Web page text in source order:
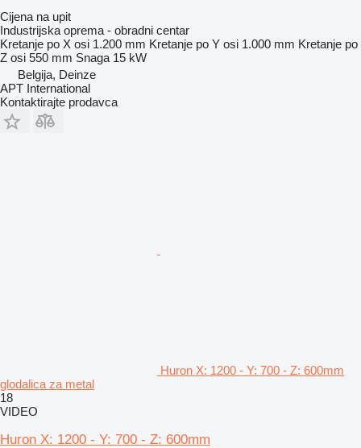
Cijena na upit
Industrijska oprema - obradni centar
Kretanje po X osi 1.200 mm Kretanje po Y osi 1.000 mm Kretanje po
Z osi 550 mm Snaga 15 kW
Belgija, Deinze
APT International
Kontaktirajte prodavca
Huron X: 1200 - Y: 700 - Z: 600mm
glodalica za metal
18
VIDEO
Huron X: 1200 - Y: 700 - Z: 600mm